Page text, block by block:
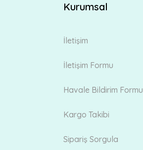
Kurumsal
İletişim
İletişim Formu
Havale Bildirim Formu
Kargo Takibi
Sipariş Sorgula